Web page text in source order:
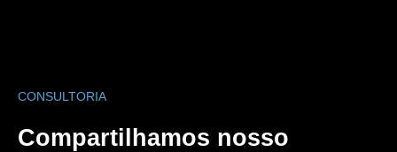
CONSULTORIA
Compartilhamos nosso